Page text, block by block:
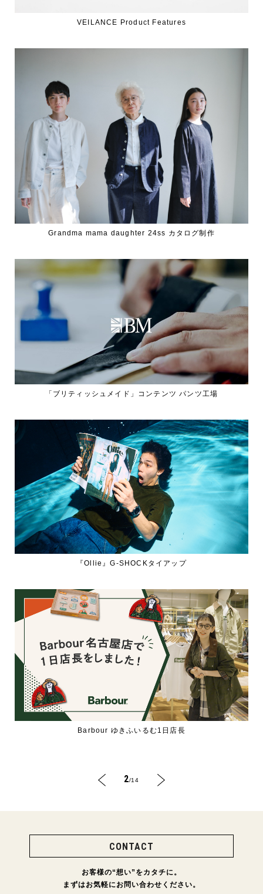
VEILANCE Product Features
Grandma mama daughter 24ss カタログ制作
「ブリティッシュメイド」コンテンツ パンツ工場
『Ollie』G-SHOCKタイアップ
Barbour ゆきふいるむ1日店長
2/14
CONTACT
お客様の“想い”をカタチに。
まずはお気軽にお問い合わせください。